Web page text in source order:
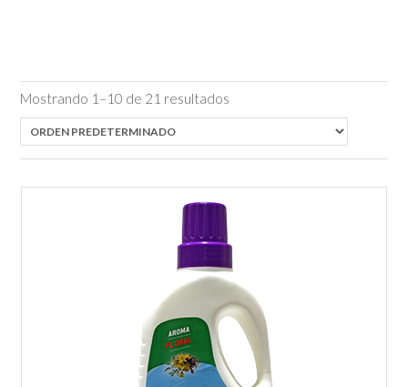
Mostrando 1–10 de 21 resultados